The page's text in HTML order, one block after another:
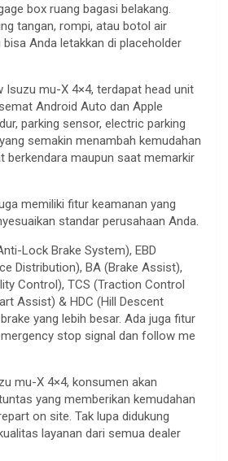
box ruang bagasi belakang.
tangan, rompi, atau botol air
Anda letakkan di placeholder
Isuzu mu-X 4×4, terdapat head unit
Android Auto dan Apple
parking sensor, electric parking
semakin menambah kemudahan
berkendara maupun saat memarkir
memiliki fitur keamanan yang
standar perusahaan Anda.
Lock Brake System), EBD
Distribution), BA (Brake Assist),
Control), TCS (Traction Control
Assist) & HDC (Hill Descent
yang lebih besar. Ada juga fitur
stop signal dan follow me
mu-X 4×4, konsumen akan
yang memberikan kemudahan
on site. Tak lupa didukung
layanan dari semua dealer